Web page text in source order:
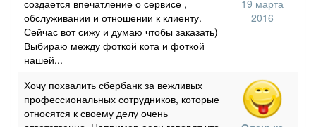
создается впечатление о сервисе ,
обслуживании и отношении к клиенту.
Сейчас вот сижу и думаю чтобы заказать)
Выбираю между фоткой кота и фоткой
нашей...
19 марта
2016
Хочу похвалить сбербанк за вежливых
профессиональных сотрудников, которые
относятся к своему делу очень